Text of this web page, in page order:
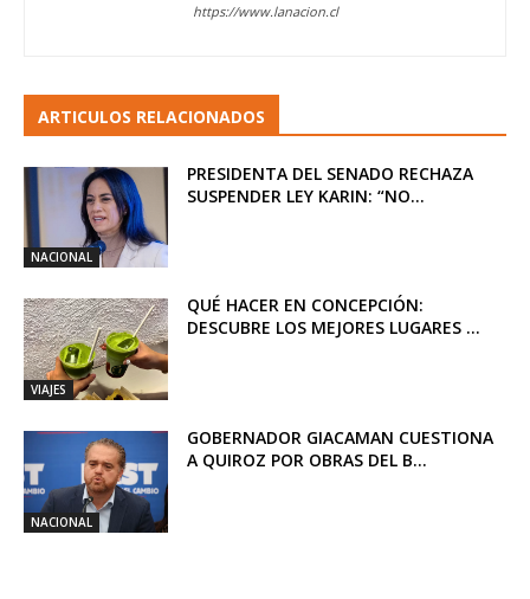
https://www.lanacion.cl
ARTICULOS RELACIONADOS
NACIONAL
PRESIDENTA DEL SENADO RECHAZA
SUSPENDER LEY KARIN: “NO...
VIAJES
QUÉ HACER EN CONCEPCIÓN:
DESCUBRE LOS MEJORES LUGARES ...
NACIONAL
GOBERNADOR GIACAMAN CUESTIONA
A QUIROZ POR OBRAS DEL B...